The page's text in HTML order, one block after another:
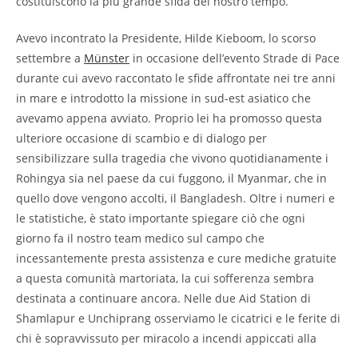
Avevo incontrato la Presidente, Hilde Kieboom, lo scorso
settembre a Münster in occasione dell’evento Strade di Pace
durante cui avevo raccontato le sfide affrontate nei tre anni
in mare e introdotto la missione in sud-est asiatico che
avevamo appena avviato. Proprio lei ha promosso questa
ulteriore occasione di scambio e di dialogo per
sensibilizzare sulla tragedia che vivono quotidianamente i
Rohingya sia nel paese da cui fuggono, il Myanmar, che in
quello dove vengono accolti, il Bangladesh. Oltre i numeri e
le statistiche, è stato importante spiegare ciò che ogni
giorno fa il nostro team medico sul campo che
incessantemente presta assistenza e cure mediche gratuite
a questa comunità martoriata, la cui sofferenza sembra
destinata a continuare ancora. Nelle due Aid Station di
Shamlapur e Unchiprang osserviamo le cicatrici e le ferite di
chi è sopravvissuto per miracolo a incendi appiccati alla